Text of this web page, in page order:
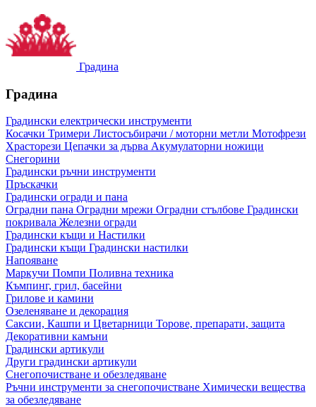
Градина
Градина
Градински електрически инструменти
Косачки Тримери Листосъбирачи / моторни метли Мотофрези
Храсторези Цепачки за дърва Акумулаторни ножици
Снегорини
Градински ръчни инструменти
Пръскачки
Градински огради и пана
Оградни пана Оградни мрежи Оградни стълбове Градински
покривала Железни огради
Градински къщи и Настилки
Градински къщи Градински настилки
Напояване
Маркучи Помпи Поливна техника
Къмпинг, грил, басейни
Грилове и камини
Озеленяване и декорация
Саксии, Кашпи и Цветарници Торове, препарати, защита
Декоративни камъни
Градински артикули
Други градински артикули
Снегопочистване и обезледяване
Ръчни инструменти за снегопочистване Химически вещества
за обезледяване